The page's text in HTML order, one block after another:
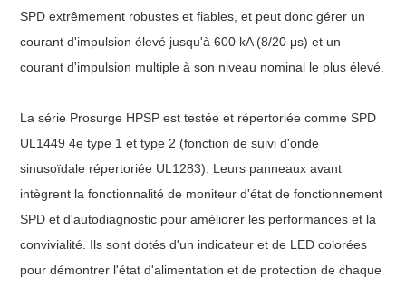
SPD extrêmement robustes et fiables, et peut donc gérer un
courant d'impulsion élevé jusqu'à 600 kA (8/20 μs) et un
courant d'impulsion multiple à son niveau nominal le plus élevé.
La série Prosurge HPSP est testée et répertoriée comme SPD
UL1449 4e type 1 et type 2 (fonction de suivi d'onde
sinusoïdale répertoriée UL1283). Leurs panneaux avant
intègrent la fonctionnalité de moniteur d'état de fonctionnement
SPD et d'autodiagnostic pour améliorer les performances et la
convivialité. Ils sont dotés d'un indicateur et de LED colorées
pour démontrer l'état d'alimentation et de protection de chaque